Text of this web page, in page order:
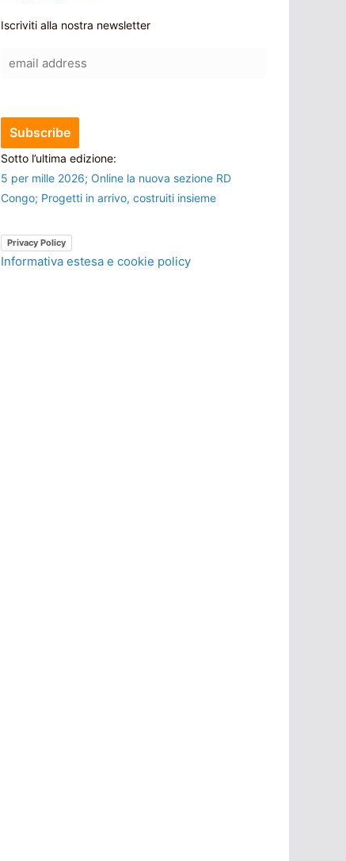
Iscriviti alla nostra newsletter
Sotto l’ultima edizione:
5 per mille 2026; Online la nuova sezione RD
Congo; Progetti in arrivo, costruiti insieme
Privacy Policy
Informativa estesa e cookie policy